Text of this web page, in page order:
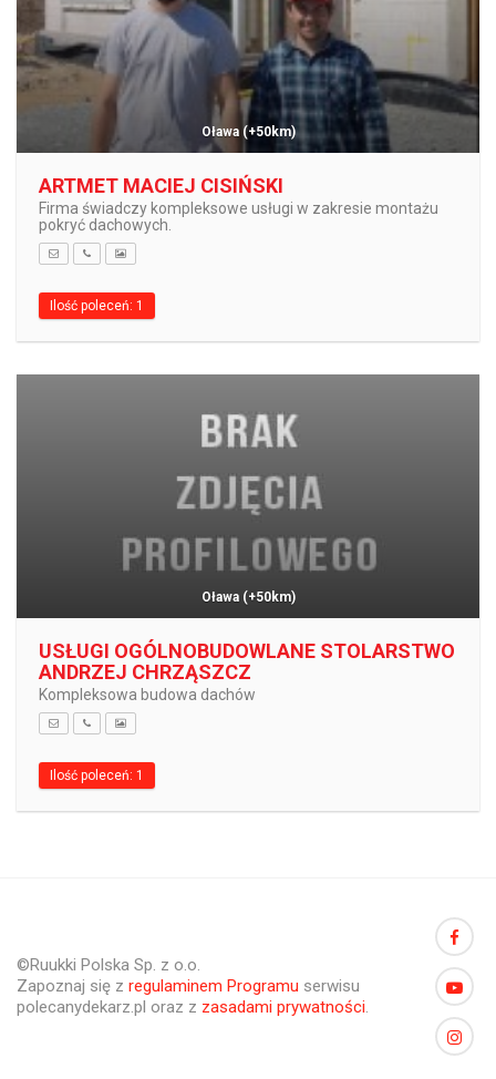
Oława(+50km)
ARTMET MACIEJ CISIŃSKI
Firma świadczy kompleksowe usługi w zakresie montażu
pokryć dachowych.
Ilość poleceń: 1
Oława(+50km)
USŁUGI OGÓLNOBUDOWLANE STOLARSTWO
ANDRZEJ CHRZĄSZCZ
Kompleksowa budowa dachów
Ilość poleceń: 1
©Ruukki Polska Sp. z o.o.
Zapoznaj się z regulaminem Programu serwisu
polecanydekarz.pl oraz z zasadami prywatności